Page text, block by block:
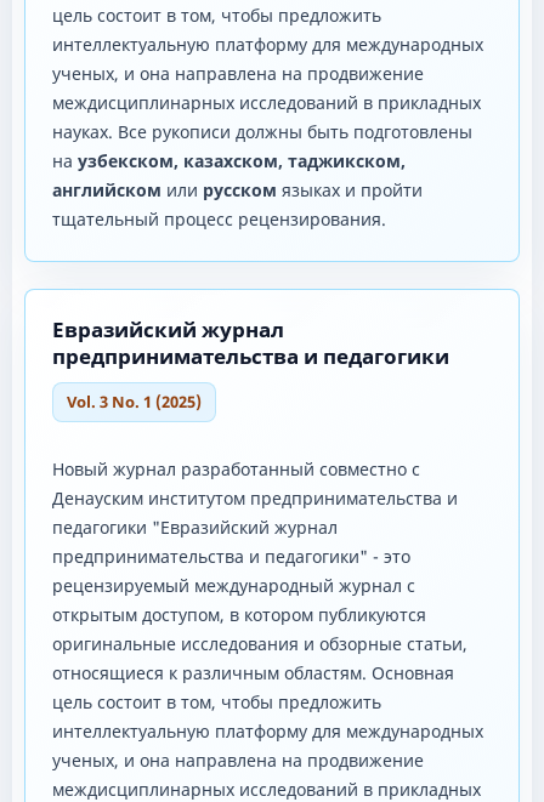
цель состоит в том, чтобы предложить
интеллектуальную платформу для международных
ученых, и она направлена ​​на продвижение
междисциплинарных исследований в прикладных
науках. Все рукописи должны быть подготовлены
на узбекском, казахском, таджикском,
английском или русском языках и пройти
тщательный процесс рецензирования.
Евразийский журнал
предпринимательства и педагогики
Vol. 3 No. 1 (2025)
Новый журнал разработанный совместно с
Денауским институтом предпринимательства и
педагогики "Евразийский журнал
предпринимательства и педагогики" - это
рецензируемый международный журнал с
открытым доступом, в котором публикуются
оригинальные исследования и обзорные статьи,
относящиеся к различным областям. Основная
цель состоит в том, чтобы предложить
интеллектуальную платформу для международных
ученых, и она направлена ​​на продвижение
междисциплинарных исследований в прикладных